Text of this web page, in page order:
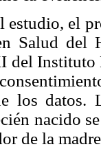
estudio, el
Salud del
del Instituto
los datos.
nacido
de la